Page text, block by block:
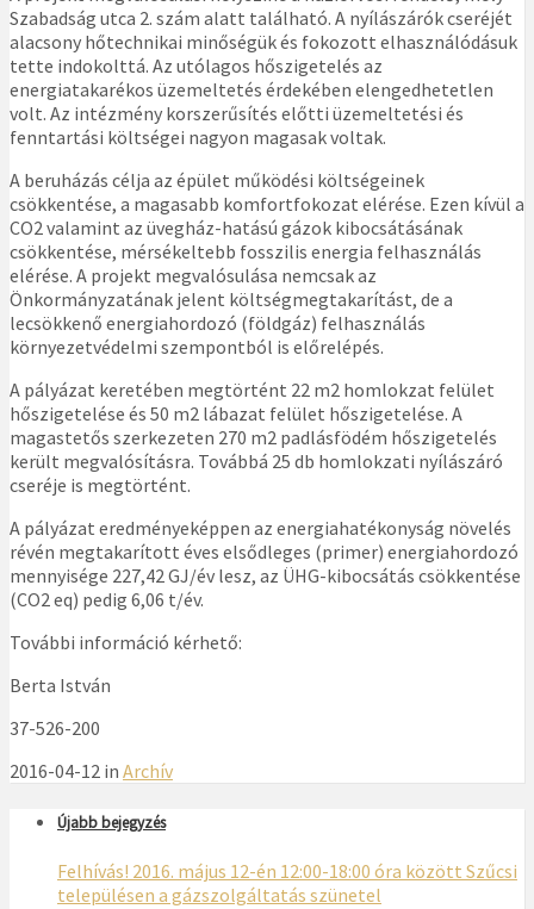
Szabadság utca 2. szám alatt található. A nyílászárók cseréjét
alacsony hőtechnikai minőségük és fokozott elhasználódásuk
tette indokolttá. Az utólagos hőszigetelés az
energiatakarékos üzemeltetés érdekében elengedhetetlen
volt. Az intézmény korszerűsítés előtti üzemeltetési és
fenntartási költségei nagyon magasak voltak.
A beruházás célja az épület működési költségeinek
csökkentése, a magasabb komfortfokozat elérése. Ezen kívül a
CO2 valamint az üvegház-hatású gázok kibocsátásának
csökkentése, mérsékeltebb fosszilis energia felhasználás
elérése. A projekt megvalósulása nemcsak az
Önkormányzatának jelent költségmegtakarítást, de a
lecsökkenő energiahordozó (földgáz) felhasználás
környezetvédelmi szempontból is előrelépés.
A pályázat keretében megtörtént 22 m2 homlokzat felület
hőszigetelése és 50 m2 lábazat felület hőszigetelése. A
magastetős szerkezeten 270 m2 padlásfödém hőszigetelés
került megvalósításra. Továbbá 25 db homlokzati nyílászáró
cseréje is megtörtént.
A pályázat eredményeképpen az energiahatékonyság növelés
révén megtakarított éves elsődleges (primer) energiahordozó
mennyisége 227,42 GJ/év lesz, az ÜHG-kibocsátás csökkentése
(CO2 eq) pedig 6,06 t/év.
További információ kérhető:
Berta István
37-526-200
2016-04-12 in Archív
Újabb bejegyzés
Felhívás! 2016. május 12-én 12:00-18:00 óra között Szűcsi
településen a gázszolgáltatás szünetel